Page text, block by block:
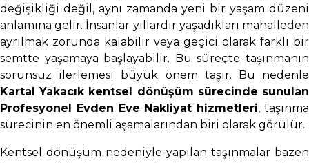
değişikliği değil, aynı zamanda yeni bir yaşam düzeni
anlamına gelir. İnsanlar yıllardır yaşadıkları mahalleden
ayrılmak zorunda kalabilir veya geçici olarak farklı bir
semtte yaşamaya başlayabilir. Bu süreçte taşınmanın
sorunsuz ilerlemesi büyük önem taşır. Bu nedenle
Kartal Yakacık kentsel dönüşüm sürecinde sunulan
Profesyonel Evden Eve Nakliyat hizmetleri, taşınma
sürecinin en önemli aşamalarından biri olarak görülür.
Kentsel dönüşüm nedeniyle yapılan taşınmalar bazen